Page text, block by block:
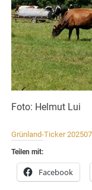
Foto: Helmut Lui
Grünland-Ticker
Teilen mit:
Facebook